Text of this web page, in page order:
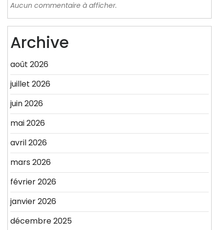
Aucun commentaire à afficher.
Archive
août 2026
juillet 2026
juin 2026
mai 2026
avril 2026
mars 2026
février 2026
janvier 2026
décembre 2025